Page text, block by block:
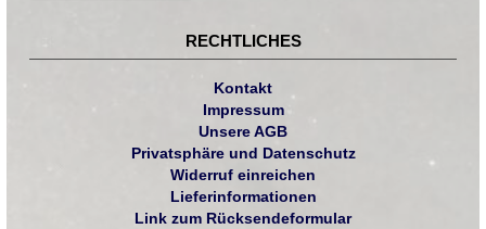
RECHTLICHES
Kontakt
Impressum
Unsere AGB
Privatsphäre und Datenschutz
Widerruf einreichen
Lieferinformationen
Link zum Rücksendeformular